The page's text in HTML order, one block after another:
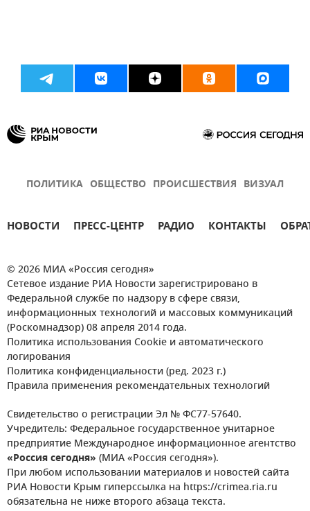
ПОЛИТИКА ОБЩЕСТВО ПРОИСШЕСТВИЯ ВИЗУАЛ
НОВОСТИ ПРЕСС-ЦЕНТР РАДИО КОНТАКТЫ
© 2026 МИА «Россия сегодня»
Сетевое издание РИА Новости зарегистрировано в
Федеральной службе по надзору в сфере связи,
информационных технологий и массовых коммуникаций
(Роскомнадзор) 08 апреля 2014 года.
Политика использования Cookie и автоматического
логирования
Политика конфиденциальности (ред. 2023 г.)
Правила применения рекомендательных технологий
Свидетельство о регистрации Эл № ФС77-57640.
Учредитель: Федеральное государственное унитарное
предприятие Международное информационное агентство
«Россия сегодня» (МИА «Россия сегодня»).
При любом использовании материалов и новостей сайта
РИА Новости Крым гиперссылка на https://crimea.ria.ru
обязательна не ниже второго абзаца текста.